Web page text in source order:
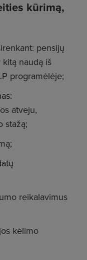
kūrimą,
pensijų
naudą iš
programėlėje;
atveju,
stažą;
reikalavimus
kėlimo